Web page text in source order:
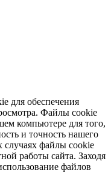
для обеспечения
Файлы cookie
компьютере для того,
и точность нашего
случаях файлы cookie
работы сайта. Заходя
файлов